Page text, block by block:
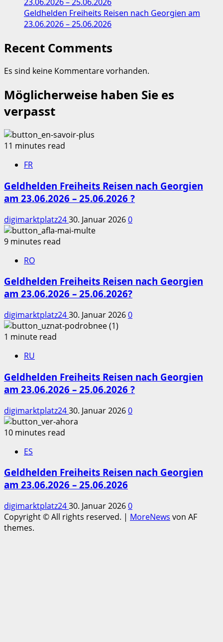
Geldhelden Freiheits Reisen nach Georgien am
23.06.2026 – 25.06.2026
Recent Comments
Es sind keine Kommentare vorhanden.
Möglicherweise haben Sie es
verpasst
11 minutes read
FR
Geldhelden Freiheits Reisen nach Georgien
am 23.06.2026 – 25.06.2026 ?
digimarktplatz2430. Januar 20260
9 minutes read
RO
Geldhelden Freiheits Reisen nach Georgien
am 23.06.2026 – 25.06.2026?
digimarktplatz2430. Januar 20260
1 minute read
RU
Geldhelden Freiheits Reisen nach Georgien
am 23.06.2026 – 25.06.2026 ?
digimarktplatz2430. Januar 20260
10 minutes read
ES
Geldhelden Freiheits Reisen nach Georgien
am 23.06.2026 – 25.06.2026
digimarktplatz2430. Januar 20260
Copyright © All rights reserved. | MoreNews von AF
themes.